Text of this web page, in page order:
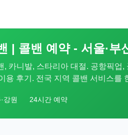
| 콜밴 예약 - 서울·부
, 카니발, 스타리아 대절. 공항픽업,
용 후기. 전국 지역 콜밴 서비스를
강원 24시간 예약